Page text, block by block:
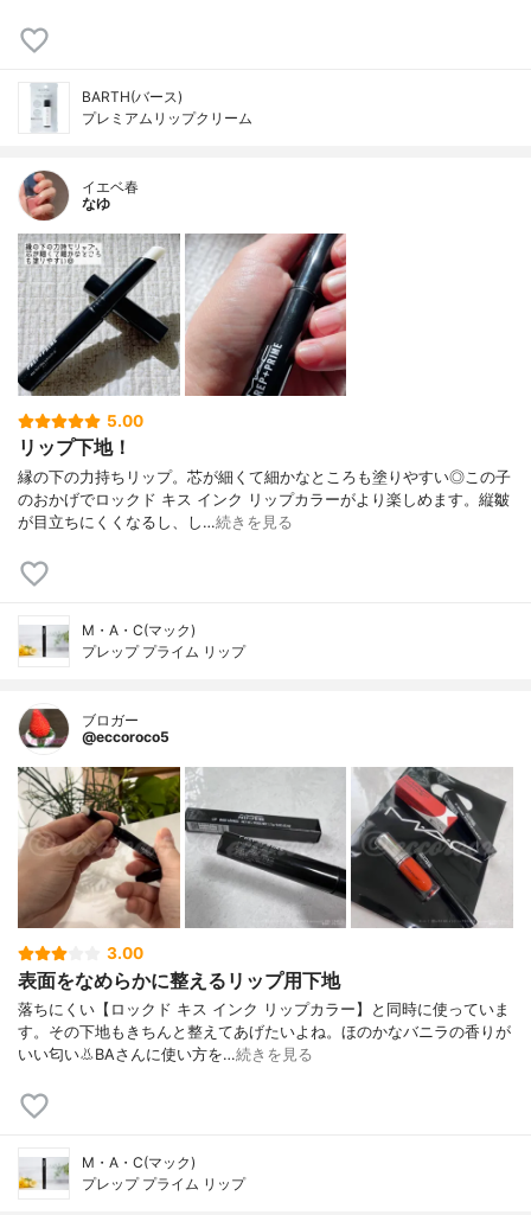
BARTH(バース)
プレミアムリップクリーム
イエベ春
なゆ
5.00
リップ下地！
縁の下の力持ちリップ。芯が細くて細かなところも塗りやすい◎この子
のおかげでロックド キス インク リップカラーがより楽しめます。縦皺
が目立ちにくくなるし、し…続きを見る
M・A・C(マック)
プレップ プライム リップ
ブロガー
@eccoroco5
3.00
表面をなめらかに整えるリップ用下地
落ちにくい【ロックド キス インク リップカラー】と同時に使っていま
す。その下地もきちんと整えてあげたいよね。ほのかなバニラの香りが
いい匂い👃BAさんに使い方を…続きを見る
M・A・C(マック)
プレップ プライム リップ